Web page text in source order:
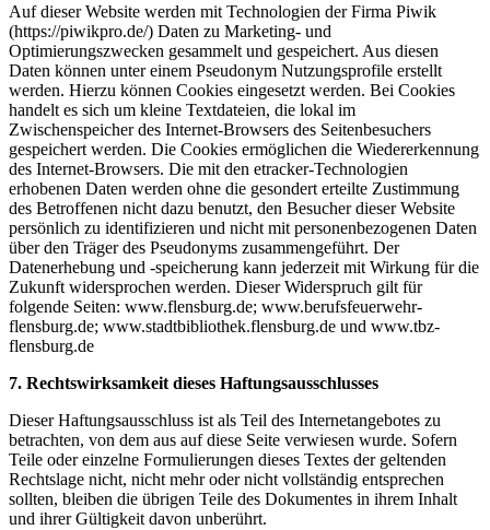
Auf dieser Website werden mit Technologien der Firma Piwik
(https://piwikpro.de/) Daten zu Marketing- und
Optimierungszwecken gesammelt und gespeichert. Aus diesen
Daten können unter einem Pseudonym Nutzungsprofile erstellt
werden. Hierzu können Cookies eingesetzt werden. Bei Cookies
handelt es sich um kleine Textdateien, die lokal im
Zwischenspeicher des Internet-Browsers des Seitenbesuchers
gespeichert werden. Die Cookies ermöglichen die Wiedererkennung
des Internet-Browsers. Die mit den etracker-Technologien
erhobenen Daten werden ohne die gesondert erteilte Zustimmung
des Betroffenen nicht dazu benutzt, den Besucher dieser Website
persönlich zu identifizieren und nicht mit personenbezogenen Daten
über den Träger des Pseudonyms zusammengeführt. Der
Datenerhebung und -speicherung kann jederzeit mit Wirkung für die
Zukunft widersprochen werden. Dieser Widerspruch gilt für
folgende Seiten: www.flensburg.de; www.berufsfeuerwehr-
flensburg.de; www.stadtbibliothek.flensburg.de und www.tbz-
flensburg.de
7. Rechtswirksamkeit dieses Haftungsausschlusses
Dieser Haftungsausschluss ist als Teil des Internetangebotes zu
betrachten, von dem aus auf diese Seite verwiesen wurde. Sofern
Teile oder einzelne Formulierungen dieses Textes der geltenden
Rechtslage nicht, nicht mehr oder nicht vollständig entsprechen
sollten, bleiben die übrigen Teile des Dokumentes in ihrem Inhalt
und ihrer Gültigkeit davon unberührt.